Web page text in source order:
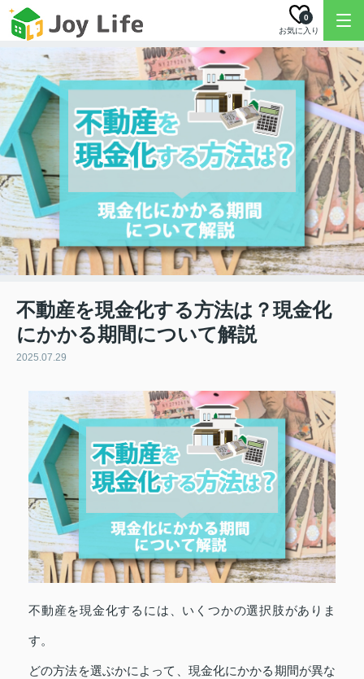
お気に入り
0
不動産を現金化する方法は？現金化
にかかる期間について解説
2025.07.29
不動産を現金化するには、いくつかの選択肢がありま
す。
どの方法を選ぶかによって、現金化にかかる期間が異な